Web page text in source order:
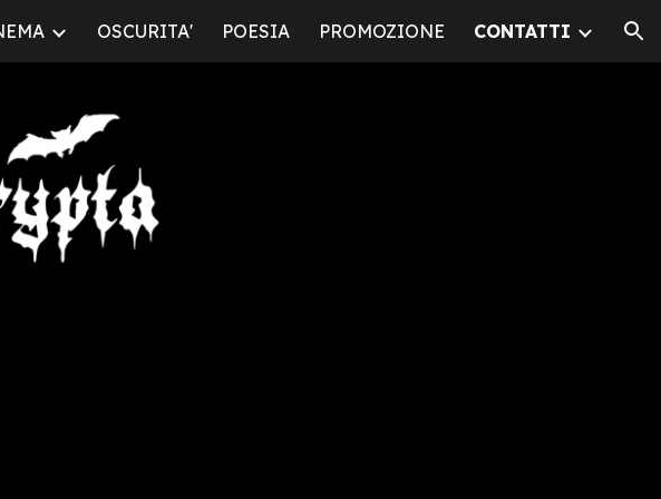
Skip to navigation
OSCURITA' POESIA PROMOZIONE CONTATTI